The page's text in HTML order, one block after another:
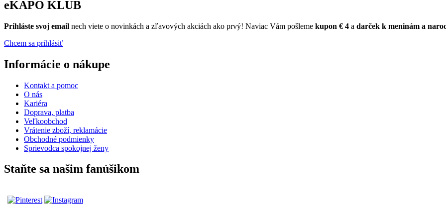
eKAPO KLUB
Prihláste svoj email nech viete o novinkách a zľavových akciách ako prvý! Naviac Vám pošleme kupon € 4 a darček k meninám a
Chcem sa prihlásiť
Informácie o nákupe
Kontakt a pomoc
O nás
Kariéra
Doprava, platba
Veľkoobchod
Vrátenie zboží, reklamácie
Obchodné podmienky
Sprievodca spokojnej ženy
Staňte sa našim fanúšikom